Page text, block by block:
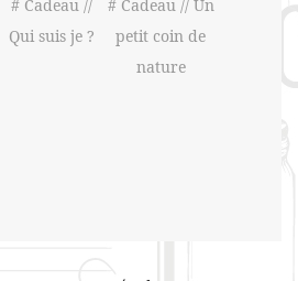
# Cadeau //
Qui suis je ?
# Cadeau // Un
petit coin de
nature